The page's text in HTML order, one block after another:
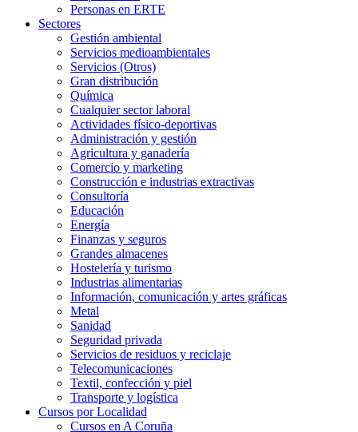
Personas en ERTE
Sectores
Gestión ambiental
Servicios medioambientales
Servicios (Otros)
Gran distribución
Química
Cualquier sector laboral
Actividades físico-deportivas
Administración y gestión
Agricultura y ganadería
Comercio y marketing
Construcción e industrias extractivas
Consultoría
Educación
Energía
Finanzas y seguros
Grandes almacenes
Hostelería y turismo
Industrias alimentarias
Información, comunicación y artes gráficas
Metal
Sanidad
Seguridad privada
Servicios de residuos y reciclaje
Telecomunicaciones
Textil, confección y piel
Transporte y logística
Cursos por Localidad
Cursos en A Coruña